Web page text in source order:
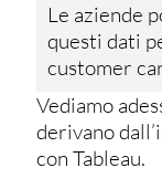
Le aziende
questi dati
customer
Vediamo
derivano
con Tableau.